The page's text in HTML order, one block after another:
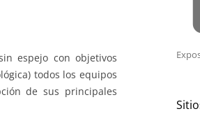
espejo con objetivos
todos los equipos
de sus principales